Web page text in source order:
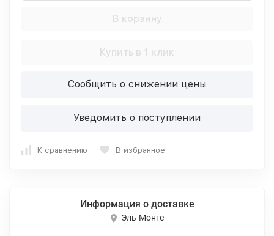
В корзину
Купить в 1 клик
Сообщить о снижении цены
Уведомить о поступлении
К сравнению В избранное
Информация о доставке
Эль-Монте